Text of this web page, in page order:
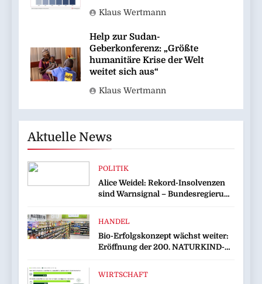
Klaus Wertmann
Help zur Sudan-
Geberkonferenz: „Größte
humanitäre Krise der Welt
weitet sich aus“
Klaus Wertmann
Aktuelle News
POLITIK
Alice Weidel: Rekord-Insolvenzen
sind Warnsignal – Bundesregierung
HANDEL
Bio-Erfolgskonzept wächst weiter:
Eröffnung der 200. NATURKIND-
WIRTSCHAFT